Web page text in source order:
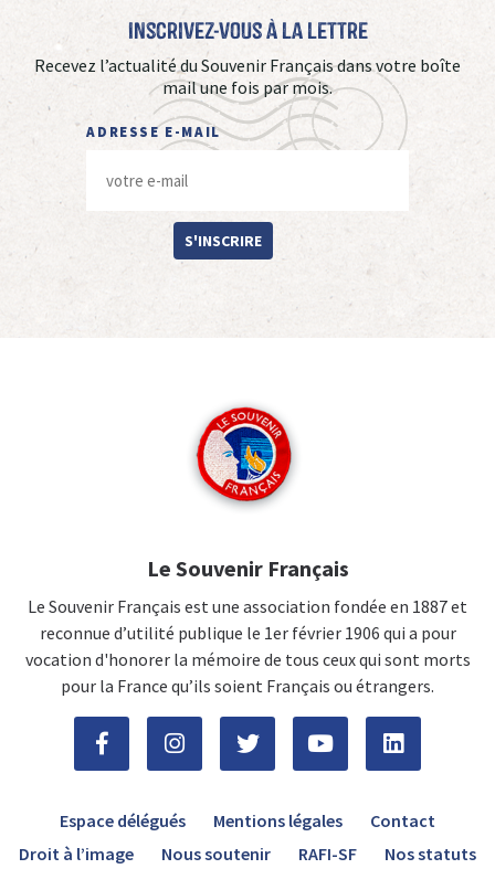
Inscrivez-vous à La Lettre
Recevez l’actualité du Souvenir Français dans votre boîte
mail une fois par mois.
ADRESSE E-MAIL
S'INSCRIRE
Le Souvenir Français
Le Souvenir Français est une association fondée en 1887 et
reconnue d’utilité publique le 1er février 1906 qui a pour
vocation d'honorer la mémoire de tous ceux qui sont morts
pour la France qu’ils soient Français ou étrangers.
Espace délégués Mentions légales
Contact
Droit à l’image
Nous soutenir RAFI-SF Nos statuts